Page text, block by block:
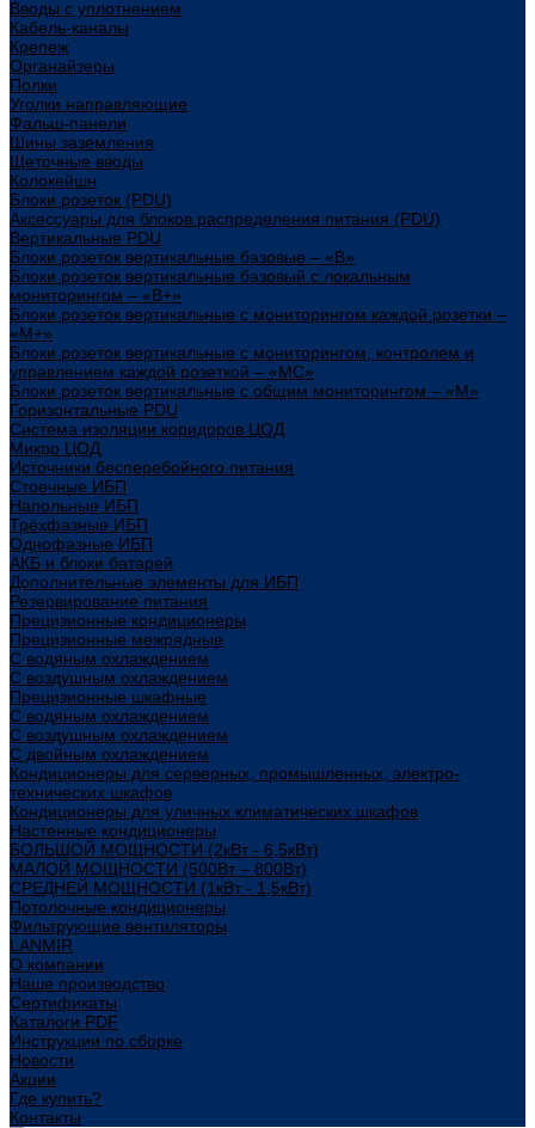
Вводы с уплотнением
Кабель-каналы
Крепеж
Органайзеры
Полки
Уголки направляющие
Фальш-панели
Шины заземления
Щеточные вводы
Колокейшн
Блоки розеток (PDU)
Аксессуары для блоков распределения питания (PDU)
Вертикальные PDU
Блоки розеток вертикальные базовые – «В»
Блоки розеток вертикальные базовый с локальным
мониторингом – «В+»
Блоки розеток вертикальные с мониторингом каждой розетки –
«М+»
Блоки розеток вертикальные с мониторингом, контролем и
управлением каждой розеткой – «МС»
Блоки розеток вертикальные с общим мониторингом – «М»
Горизонтальные PDU
Система изоляции коридоров ЦОД
Микро ЦОД
Источники бесперебойного питания
Стоечные ИБП
Напольные ИБП
Трёхфазные ИБП
Однофазные ИБП
АКБ и блоки батарей
Дополнительные элементы для ИБП
Резервирование питания
Прецизионные кондиционеры
Прецизионные межрядные
С водяным охлаждением
С воздушным охлаждением
Прецизионные шкафные
С водяным охлаждением
С воздушным охлаждением
С двойным охлаждением
Кондиционеры для серверных, промышленных, электро-
технических шкафов
Кондиционеры для уличных климатических шкафов
Настенные кондиционеры
БОЛЬШОЙ МОЩНОСТИ (2кВт - 6,5кВт)
МАЛОЙ МОЩНОСТИ (500Вт – 800Вт)
СРЕДНЕЙ МОЩНОСТИ (1кВт - 1,5кВт)
Потолочные кондиционеры
Фильтрующие вентиляторы
LANMIR
О компании
Наше производство
Сертификаты
Каталоги PDF
Инструкции по сборке
Новости
Акции
Где купить?
Контакты